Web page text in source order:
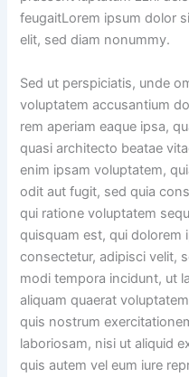
feugaitLorem ipsum dolor
elit, sed diam nonummy.
Sed ut perspiciatis, unde
voluptatem accusantium
rem aperiam eaque ipsa,
quasi architecto beatae
enim ipsam voluptatem,
odit aut fugit, sed quia
qui ratione voluptatem
quisquam est, qui dolorem
consectetur, adipisci velit,
modi tempora incidunt, ut
aliquam quaerat
quis nostrum
laboriosam, nisi ut aliquid
quis autem vel eum iure